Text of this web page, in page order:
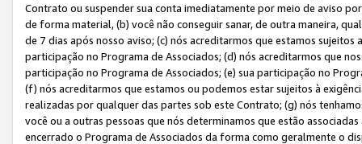
Contrato ou suspender sua conta imediatamente por meio de aviso
de forma material, (b) você não conseguir sanar, de outra maneira,
de 7 dias após nosso aviso; (c) nós acreditarmos que estamos
participação no Programa de Associados; (d) nós acreditarmos que
participação no Programa de Associados; (e) sua participação no
(f) nós acreditarmos que estamos ou podemos estar sujeitos à
realizadas por qualquer das partes sob este Contrato; (g) nós
você ou a outras pessoas que nós determinamos que estão
encerrado o Programa de Associados da forma como geralmente o